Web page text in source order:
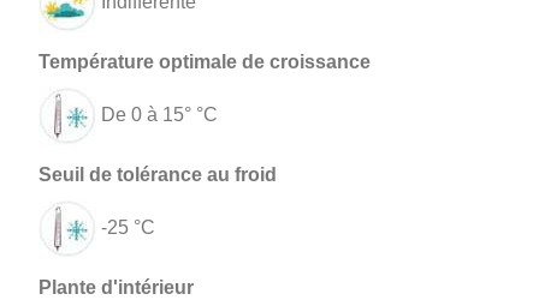
De 0 à 15° °C
-25 °C